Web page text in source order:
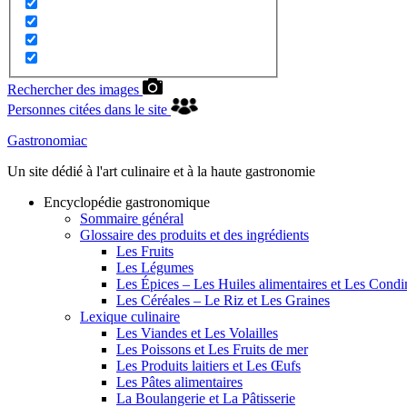
Rechercher des images
Personnes citées dans le site
Gastronomiac
Un site dédié à l'art culinaire et à la haute gastronomie
Encyclopédie gastronomique
Sommaire général
Glossaire des produits et des ingrédients
Les Fruits
Les Légumes
Les Épices – Les Huiles alimentaires et Les
Les Céréales – Le Riz et Les Graines
Lexique culinaire
Les Viandes et Les Volailles
Les Poissons et Les Fruits de mer
Les Produits laitiers et Les Œufs
Les Pâtes alimentaires
La Boulangerie et La Pâtisserie